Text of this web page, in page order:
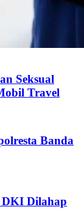
Seksual
Travel
Banda
DKI Dilahap